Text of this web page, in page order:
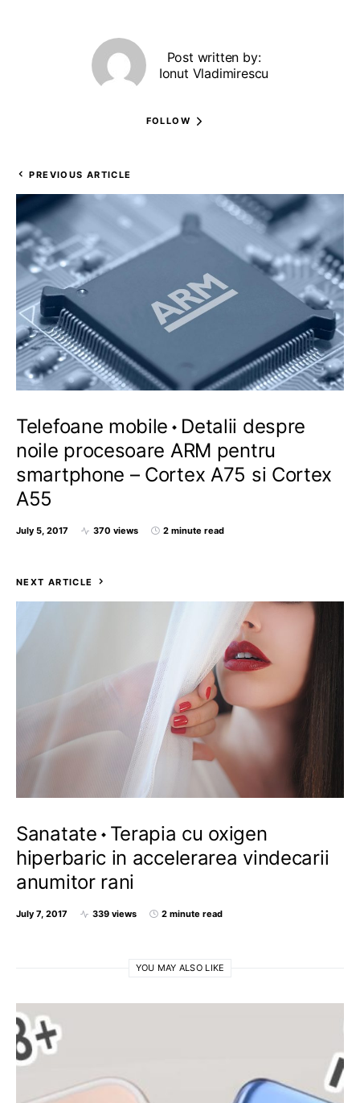
Post written by:
Ionut Vladimirescu
FOLLOW
PREVIOUS ARTICLE
Telefoane mobile
Detalii despre
noile procesoare ARM pentru
smartphone – Cortex A75 si Cortex
A55
July 5, 2017 370 views 2 minute read
NEXT ARTICLE
Sanatate
Terapia cu oxigen
hiperbaric in accelerarea vindecarii
anumitor rani
July 7, 2017 339 views 2 minute read
YOU MAY ALSO LIKE